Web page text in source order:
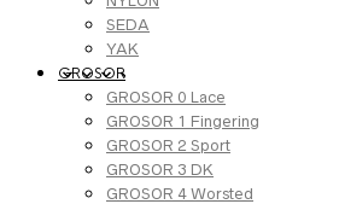
SEDA
YAK
GROSOR
GROSOR 0 Lace
GROSOR 1 Fingering
GROSOR 2 Sport
GROSOR 3 DK
GROSOR 4 Worsted